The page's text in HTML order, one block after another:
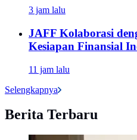
3 jam lalu
JAFF Kolaborasi
Kesiapan Finansial
11 jam lalu
Selengkapnya
Berita Terbaru